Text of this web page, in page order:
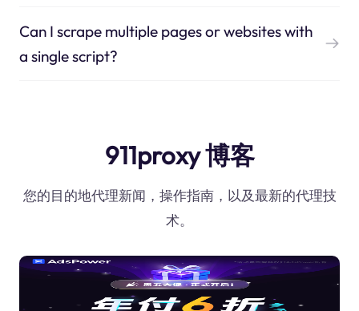
Can I scrape multiple pages or websites with
a single script?
911proxy 博客
您的目的地代理新闻，操作指南，以及最新的代理技
术。